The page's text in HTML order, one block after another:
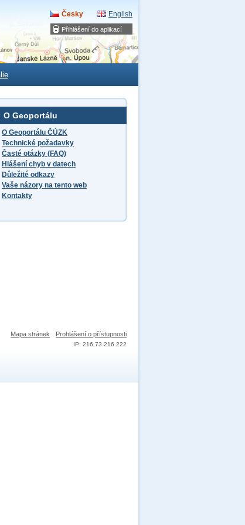
Přihlášení do aplikací
Česky English
O Geoportálu
O Geoportálu ČÚZK
Technické požadavky
Časté otázky (FAQ)
Hlášení chyb v datech
Důležité odkazy
Vaše názory na tento web
Kontakty
Mapa stránek Prohlášení o přístupnosti
IP: 216.73.216.222